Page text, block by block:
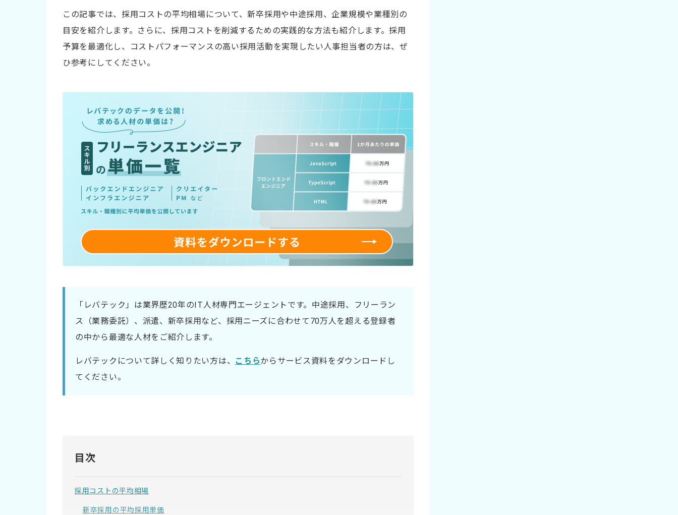
この記事では、採用コストの平均相場について、新卒採用や中途採用、企業規模や業種別の
目安を紹介します。さらに、採用コストを削減するための実践的な方法も紹介します。採用
予算を最適化し、コストパフォーマンスの高い採用活動を実現したい人事担当者の方は、ぜ
ひ参考にしてください。
「レバテック」は業界歴20年のIT人材専門エージェントです。中途採用、フリーラン
ス（業務委託）、派遣、新卒採用など、採用ニーズに合わせて70万人を超える登録者
の中から最適な人材をご紹介します。
レバテックについて詳しく知りたい方は、 こちらからサービス資料をダウンロードし
てください。
目次
採用コストの平均相場
新卒採用の平均採用単価